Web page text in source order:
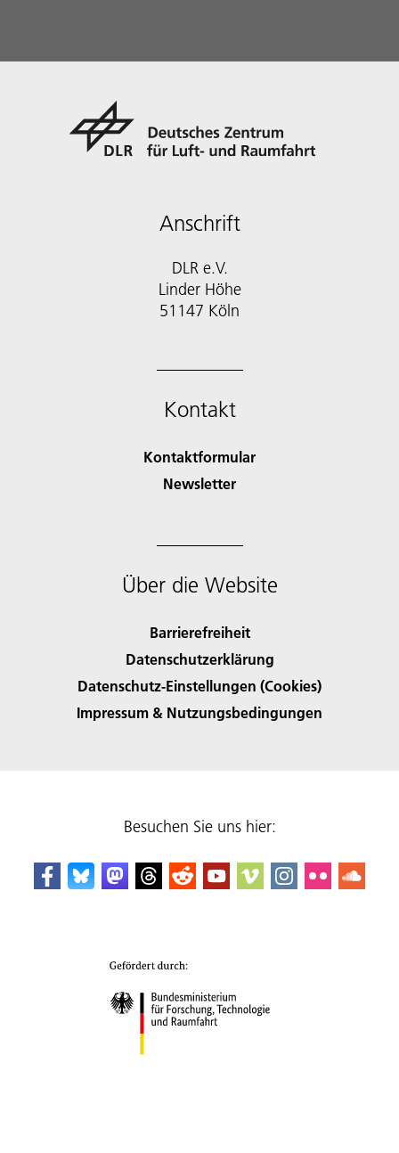
Anschrift
DLR e.V.
Linder Höhe
51147 Köln
Kontakt
Kontaktformular
Newsletter
Über die Website
Barrierefreiheit
Datenschutzerklärung
Datenschutz-Einstellungen (Cookies)
Impressum & Nutzungsbedingungen
Besuchen Sie uns hier: